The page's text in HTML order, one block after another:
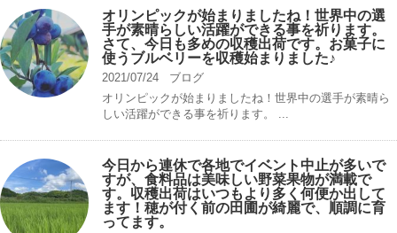
オリンピックが始まりましたね！世界中の選
手が素晴らしい活躍ができる事を祈ります。
さて、今日も多めの収穫出荷です。お菓子に
使うブルベリーを収穫始まりました♪
2021/07/24
ブログ
オリンピックが始まりましたね！世界中の選手が素晴ら
しい活躍ができる事を祈ります。 ...
今日から連休で各地でイベント中止が多いで
すが、食料品は美味しい野菜果物が満載で
す。収穫出荷はいつもより多く何便か出して
ます！穂が付く前の田圃が綺麗で、順調に育
ってます。